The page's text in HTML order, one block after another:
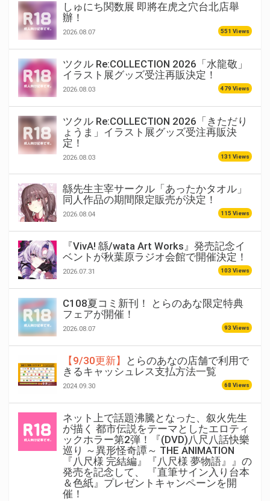
しゅにち関数展 即將在虎之穴台北店舉
辦！
2026.08.07 551 Views
ツクル Re:COLLECTION 2026「水龍敬」
イラスト展グッズ受注再販決定！
2026.08.03 479 Views
ツクル Re:COLLECTION 2026「きただり
ょうま」イラスト展グッズ受注再販決
定！
2026.08.03 131 Views
緜先生主宰サークル「あったかタオル」
同人作品の期間限定販売が決定！
2026.08.04 115 Views
『VivA! 緜/wata Art Works』発売記念イ
ベントが秋葉原ラジオ会館で開催決定！
2026.07.31 103 Views
C108夏コミ新刊！ とらのあな限定特典
フェアが開催！
2026.08.07 93 Views
【9/30更新】
とらのあなの店舗で利用で
きるキャッシュレス支払方法一覧
2024.09.30 68 Views
ネット上で話題沸騰となった、叙火先生
が描く 都市伝説をテーマとしたエロティ
ックホラー第2弾！『(DVD)八尺八話快樂
巡り ～異形怪奇譚～ THE ANIMATION
『八尺様 完結編』『八尺様 夢物語』』の
発売を記念して、 『直筆サイン入り台本
＆色紙』プレゼントキャンペーンを開
催！